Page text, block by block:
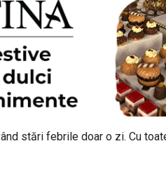
stări febrile doar o zi. Cu